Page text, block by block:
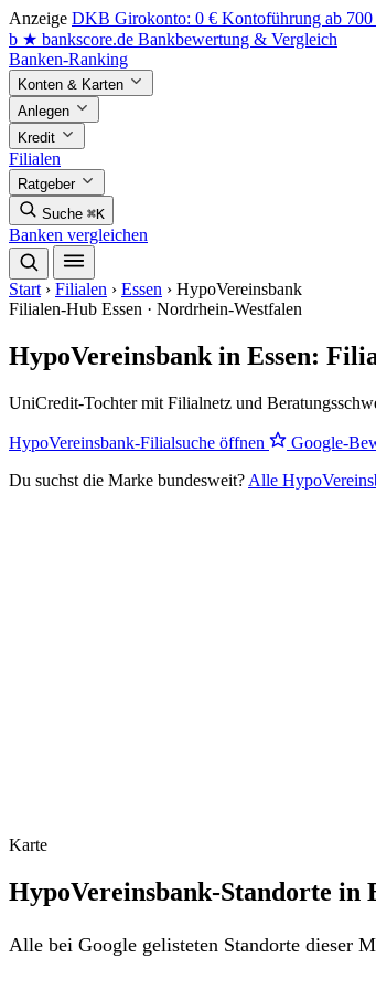
Anzeige DKB Girokonto: 0 € Kontoführung ab 700
b ★ bankscore.de Bankbewertung & Vergleich
Banken-Ranking
Konten & Karten
Anlegen
Kredit
Filialen
Ratgeber
Suche ⌘K
Banken vergleichen
Start › Filialen › Essen › HypoVereinsbank
Filialen-Hub Essen · Nordrhein-Westfalen
HypoVereinsbank in Essen:
UniCredit-Tochter mit Filialnetz und
HypoVereinsbank-Filialsuche öffnen
Google-
Du suchst die Marke bundesweit? Alle
Karte
HypoVereinsbank-Standorte in
Alle bei Google gelisteten Standorte dieser